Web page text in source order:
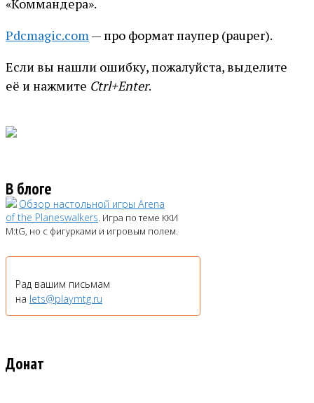
Pdcmagic.com — про формат паупер (pauper).
Если вы нашли ошибку, пожалуйста, выделите
её и нажмите Ctrl+Enter.
В блоге
Обзор настольной игры Arena
of the Planeswalkers. Игра по теме ККИ
M:tG, но с фигурками и игровым полем.
Рад вашим письмам
на lets@playmtg.ru
Донат